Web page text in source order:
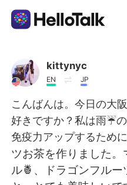
AI Grammar Checker
Indonesia
English 简
kittynyc
EN JP
こんばんは。今日の大
好きですか？私は雨☔️
免疫力アップするため
ツお茶を作りました
ル🍍、ドラゴンフル